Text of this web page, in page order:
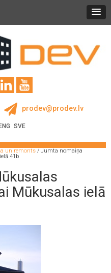
prodev@prodev.lv
ENG SVE
un remonts / Jumta nomaiņa
41b
Mūkusalas ielā